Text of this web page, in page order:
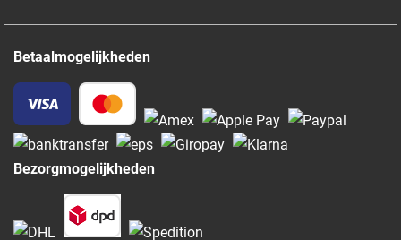
Betaalmogelijkheden
Bezorgmogelijkheden